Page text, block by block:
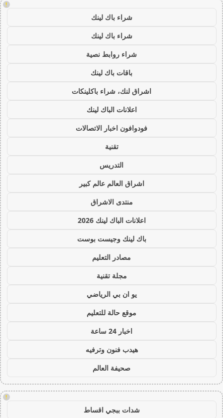
!
شراء باك لينك
شراء باك لينك
شراء روابط نصية
باقات باك لينك
اشراق لنك، شراء باكلينكات
اعلانات الباك لينك
فودوافون اخبار الاتصالات
تقنية
التدريس
اشراق العالم عالم كبير
منتدى الاشراق
اعلانات الباك لينك 2026
باك لينك وجيست بوست
مصادر التعليم
مجلة تقنية
يو ان بي الرياضي
موقع حالة للتعليم
اخبار 24 ساعة
هيدب فنون وترفيه
صحيفة العالم
!
شدات ببجي اقساط